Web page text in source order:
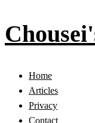
Home
Articles
Privacy
Contact